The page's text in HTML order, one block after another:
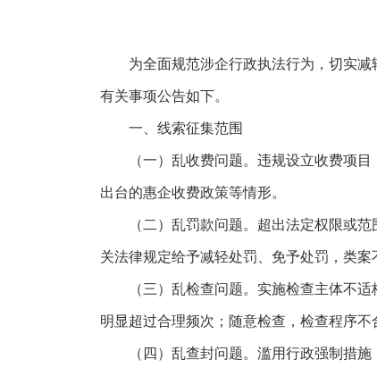
为全面规范涉企行政执法行为，切实减
有关事项公告如下。
一、线索征集范围
（一）乱收费问题。违规设立收费项目
出台的惠企收费政策等情形。
（二）乱罚款问题。超出法定权限或范
关法律规定给予减轻处罚、免予处罚，类案
（三）乱检查问题。实施检查主体不适
明显超过合理频次；随意检查，检查程序不
（四）乱查封问题。滥用行政强制措施